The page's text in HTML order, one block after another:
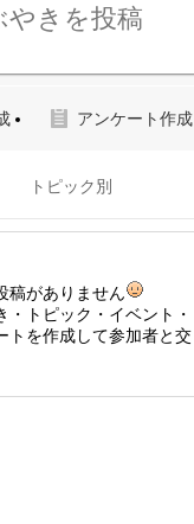
やきを投稿
アンケート作成
トピック別
稿がありません
・トピック・イベント・
トを作成して参加者と交